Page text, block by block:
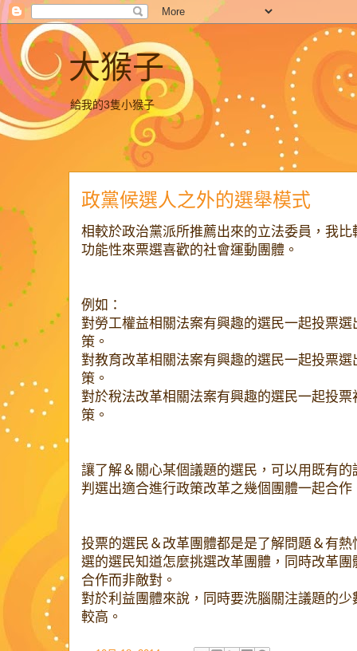
大猴子
給我的3隻小猴子
政黨候選人之外的選舉模式
相較於政治黨派所推薦出來的立法委員，我
功能性來票選喜歡的社會運動團體。
例如：
對勞工權益相關法案有興趣的選民一起投票
策。
對教育改革相關法案有興趣的選民一起投票
策。
對於稅法改革相關法案有興趣的選民一起投
策。
讓了解＆關心某個議題的選民，可以用既有
判選出適合進行政策改革之幾個團體一起合作
投票的選民＆改革團體都是是了解問題＆有熱
選的選民知道怎麼挑選改革團體，同時改革
合作而非敵對。
對於利益團體來說，同時要洗腦關注議題的
較高。